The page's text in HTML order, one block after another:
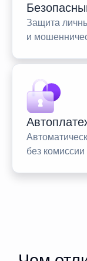
Защита
и
без